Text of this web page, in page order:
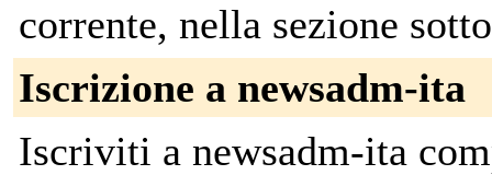
corrente, nella sezione
Iscrizione a newsadm-ita
Iscriviti a newsadm-ita